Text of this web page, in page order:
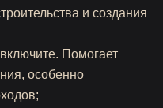
и создания
Помогает
особенно